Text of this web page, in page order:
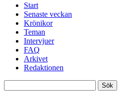
Start
Senaste veckan
Krönikor
Teman
Intervjuer
FAQ
Arkivet
Redaktionen